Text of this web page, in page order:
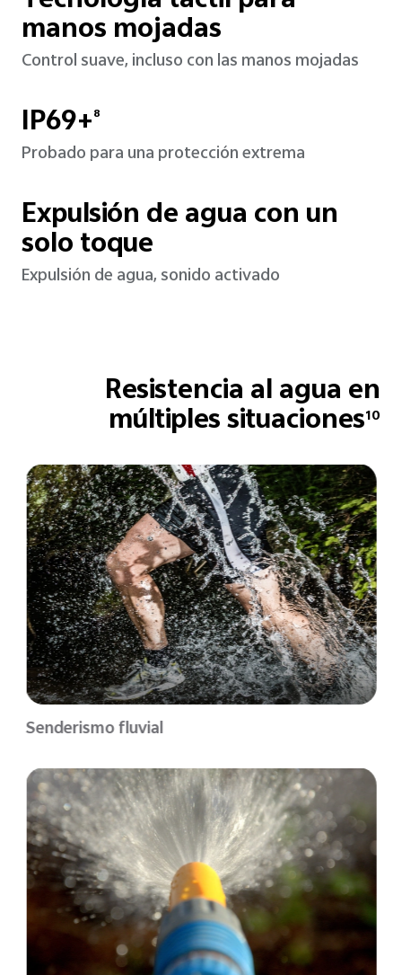
manos mojadas
Control suave, incluso con las manos mojadas
IP69+8
Probado para una protección extrema
Expulsión de agua con un
solo toque
Expulsión de agua, sonido activado
Resistencia al agua en
múltiples situaciones10
Senderismo fluvial